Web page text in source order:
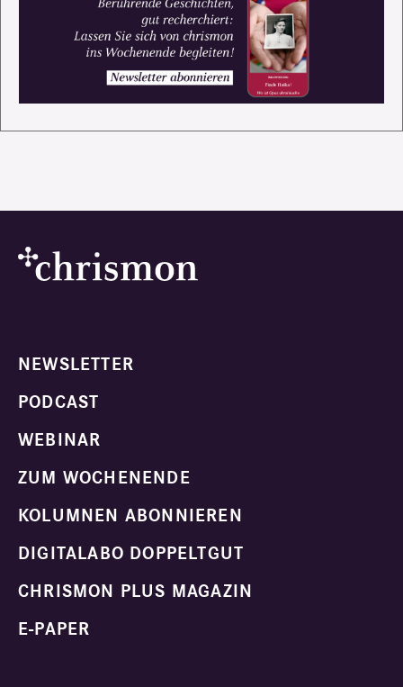
NEWSLETTER
PODCAST
WEBINAR
ZUM WOCHENENDE
KOLUMNEN ABONNIEREN
DIGITALABO DOPPELTGUT
CHRISMON PLUS MAGAZIN
E-PAPER